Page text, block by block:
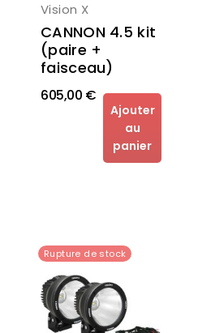
Vision X
CANNON 4.5 kit
(paire +
faisceau)
605,00 €
Ajouter
au
panier
Rupture de stock